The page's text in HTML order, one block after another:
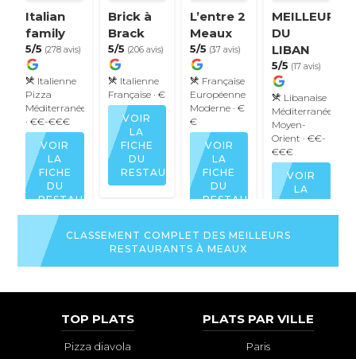
Italian
family
5/5 (278 avis)
Italienne
Pizza
Méditerranéenne
· €€-€€€
VOIR
LA
FICHE
DU
RESTAURANT
Brick à
Brack
5/5 (206 avis)
Italienne
Française· €
VOIR
LA
FICHE
DU
RESTAURANT
L’entre 2
Meaux
5/5 (37 avis)
Française
Européenne
Moderne · €
€
VOIR
LA
FICHE
DU
RESTAURANT
MEILLEURS
DU
LIBAN
5/5 (17 avis)
Libanaise
Méditerranéenne
Moyen-
Orient · €€-
€€€
VOIR
LA
FICHE
DU
CLASSEMENT COMPLET DES MEILLEURS
RESTAURANTS À MEAUX
TOP PLATS
Pizza diavola
PLATS PAR VILLE
Paris